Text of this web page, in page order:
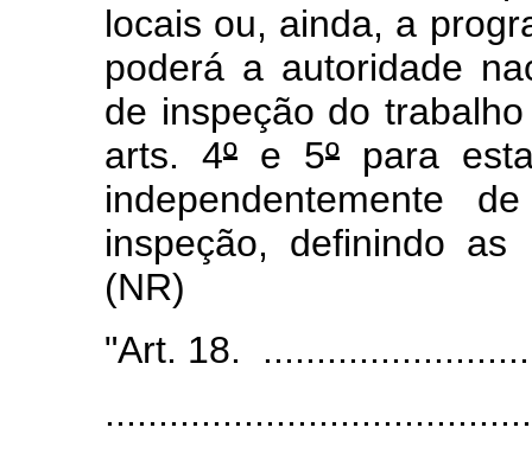
locais ou, ainda, a
poderá a autoridade
de inspeção do
arts. 4º e 5º para
independentemente
inspeção, definindo
(NR)
"Art. 18.